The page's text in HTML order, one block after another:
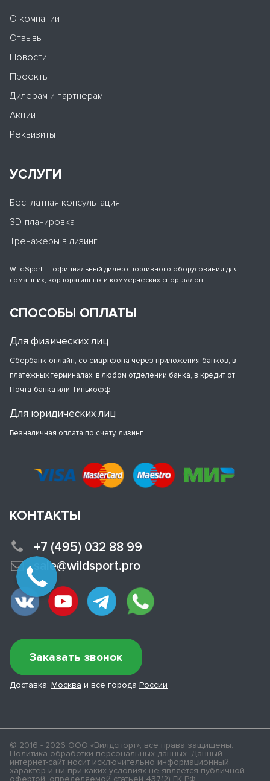
О компании
Отзывы
Новости
Проекты
Дилерам и партнерам
Акции
Реквизиты
УСЛУГИ
Бесплатная консультация
3D-планировка
Тренажеры в лизинг
WildSport — официальный дилер спортивного оборудования для
домашних, корпоративных и коммерческих спортзалов.
СПОСОБЫ ОПЛАТЫ
Для физических лиц
Сбербанк-онлайн, со смартфона через приложения банков, в
платежных терминалах, в любом отделении банка, в кредит от
Почта-банка или Тинькофф
Для юридических лиц
Безналичная оплата по счету, лизинг
КОНТАКТЫ
+7 (495) 032 88 99
sale@wildsport.pro
Заказать звонок
Доставка: Москва и все города России
© 2016 - 2026 ООО «Вилдспорт», все права защищены.
Политика обработки персональных данных. Данный
интернет-сайт носит исключительно информационный
характер и ни при каких условиях не является публичной